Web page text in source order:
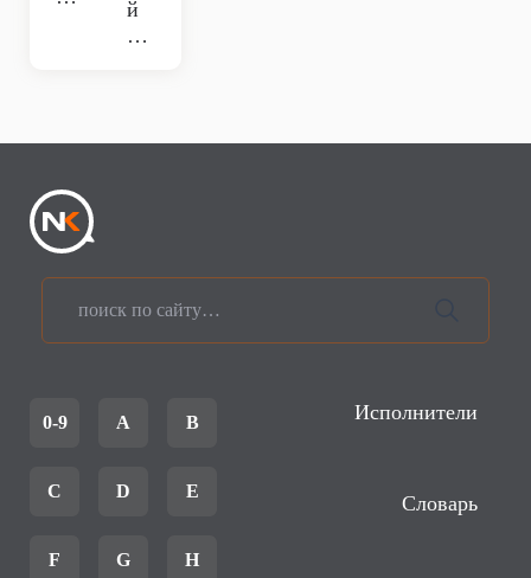
й
…
0-9 A B
C D E
F G H
Исполнители
Словарь